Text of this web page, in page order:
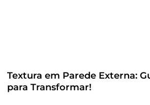
Textura em Parede Externa:
para Transformar!